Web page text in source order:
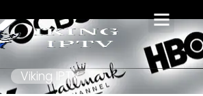
Viking IPTV